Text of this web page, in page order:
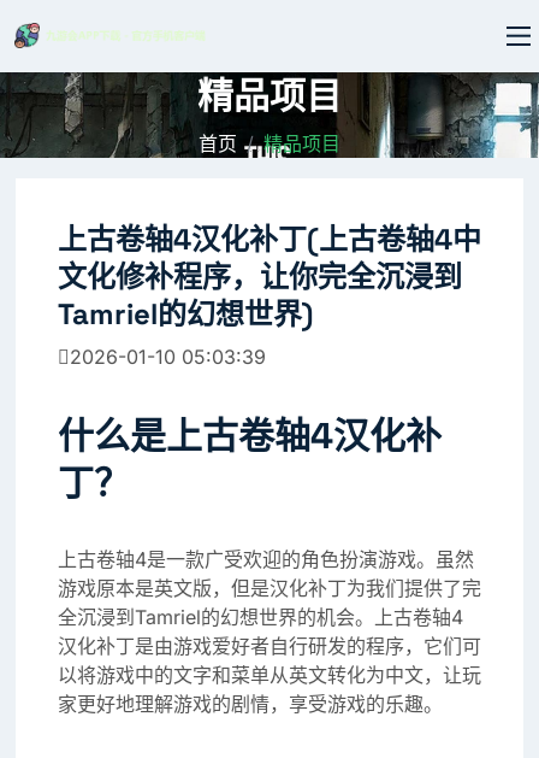
精品项目
首页 精品项目
上古卷轴4汉化补丁(上古卷轴4中
文化修补程序，让你完全沉浸到
Tamriel的幻想世界)
2026-01-10 05:03:39
什么是上古卷轴4汉化补
丁？
上古卷轴4是一款广受欢迎的角色扮演游戏。虽然
游戏原本是英文版，但是汉化补丁为我们提供了完
全沉浸到Tamriel的幻想世界的机会。上古卷轴4
汉化补丁是由游戏爱好者自行研发的程序，它们可
以将游戏中的文字和菜单从英文转化为中文，让玩
家更好地理解游戏的剧情，享受游戏的乐趣。